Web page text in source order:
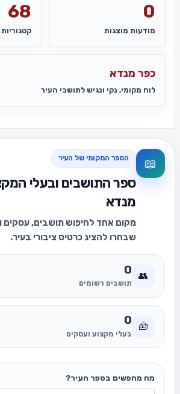
0
מודעות מוצגות
68
קטגוריות
כפר מנדא
לוח מקומי, נקי ונגיש לתושבי העיר
📖 הספר המקומי של העיר
ספר התושבים ובעלי
מנדא
מקום אחד לחיפוש תושבים, עסקים
שבחרו להציג כרטיס ציבורי בעיר.
👥
0
תושבים רשומים
🧰
0
בעלי מקצוע ועסקים
מה מחפשים בספר העיר?